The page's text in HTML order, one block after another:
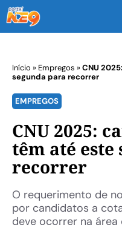
Início » Empregos »CNU
segunda para recorrer
EMPREGOS
CNU 2025:
têm até este
recorrer
O requerimento de
por candidatos a
deve ocorrer na